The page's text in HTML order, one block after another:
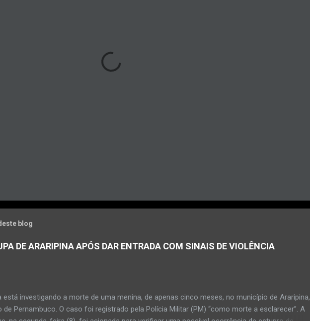
blog
DE ARARIPINA APÓS DAR ENTRADA COM SINAIS DE VIOLÊNCIA
está investigando a morte de uma menina, de apenas cinco meses, no município de Araripina,
de Pernambuco. O caso foi registrado pela Polícia Militar (PM) “como morte a esclarecer”. A